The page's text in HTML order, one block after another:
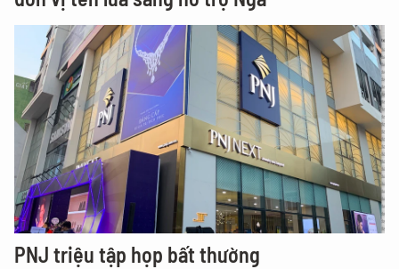
PNJ triệu tập họp bất thường